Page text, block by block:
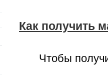
Как получить
Чтобы